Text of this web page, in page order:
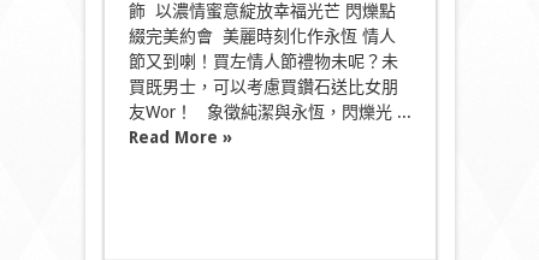
飾 以濃情蜜意綻放幸福光芒 閃爍點
綴完美約會 美麗時刻化作永恆 情人
節又到喇！買左情人節禮物未呢？未
買既男士，可以考慮買鑽石送比女朋
友Wor！ 象徵純潔與永恆，閃爍光 ...
Read More »